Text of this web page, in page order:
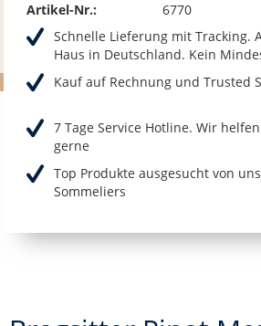
Artikel-Nr.:
6770
Schnelle Lieferung mit Tracking.
Haus in Deutschland. Kein
Kauf auf Rechnung und Trusted
7 Tage Service Hotline. Wir
gerne
Top Produkte ausgesucht von
Sommeliers